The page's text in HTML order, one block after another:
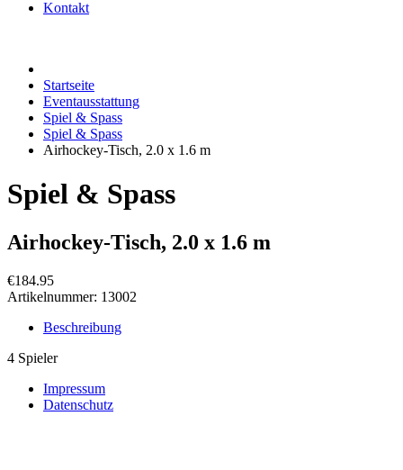
Kontakt
Startseite
Eventausstattung
Spiel & Spass
Spiel & Spass
Airhockey-Tisch, 2.0 x 1.6 m
Spiel & Spass
Airhockey-Tisch, 2.0 x 1.6 m
€184.95
Artikelnummer: 13002
Beschreibung
4 Spieler
Impressum
Datenschutz